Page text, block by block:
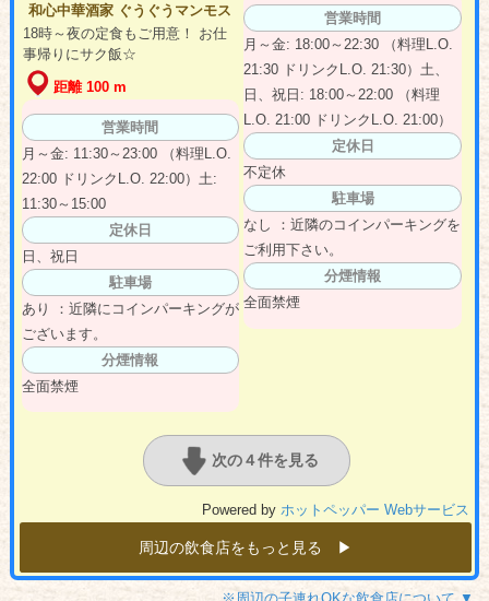
和心中華酒家 ぐうぐうマンモス
18時～夜の定食もご用意！ お仕
事帰りにサク飯☆
距離 100 m
営業時間
月～金: 11:30～23:00 （料理L.O.
22:00 ドリンクL.O. 22:00）土:
11:30～15:00
定休日
日、祝日
駐車場
あり ：近隣にコインパーキングが
ございます。
分煙情報
全面禁煙
営業時間
月～金: 18:00～22:30 （料理L.O.
21:30 ドリンクL.O. 21:30）土、
日、祝日: 18:00～22:00 （料理
L.O. 21:00 ドリンクL.O. 21:00）
定休日
不定休
駐車場
なし ：近隣のコインパーキングを
ご利用下さい。
分煙情報
全面禁煙
次の４件を見る
Powered by ホットペッパー Webサービス
周辺の飲食店をもっと見る ▶︎